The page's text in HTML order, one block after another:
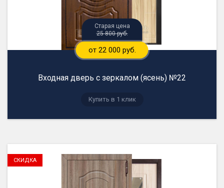
25 800 руб.
от 22 000 руб.
Входная дверь с зеркалом (ясень) №22